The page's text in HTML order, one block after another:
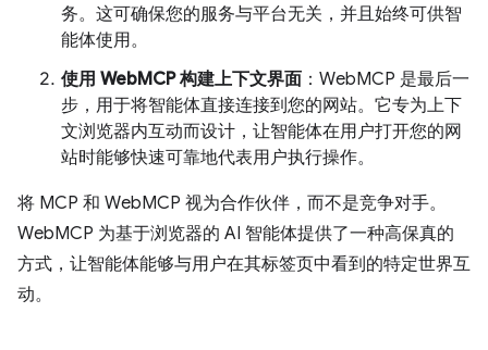
务。这可确保您的服务与平台无关，并且始终可供智
能体使用。
使用 WebMCP 构建上下文界面 ：WebMCP 是最后一
步，用于将智能体直接连接到您的网站。它专为上下
文浏览器内互动而设计，让智能体在用户打开您的网
站时能够快速可靠地代表用户执行操作。
将 MCP 和 WebMCP 视为合作伙伴，而不是竞争对手。
WebMCP 为基于浏览器的 AI 智能体提供了一种高保真的
方式，让智能体能够与用户在其标签页中看到的特定世界互
动。